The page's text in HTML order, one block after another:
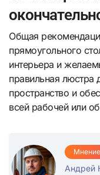
Общая
прямоугольного
интерьера и
правильная люстра
пространство и
всей рабочей или
Андрей